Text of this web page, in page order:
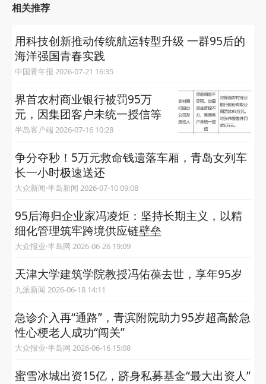
相关推荐
用科技创新推动传统航运转型升级 一群95后的
海洋强国青春实践
中国青年报 2026-07-21 16:35
界首农村商业银行被罚95万
元，因集团客户未统一授信等
半岛客户端 2026-07-16 10:28
争分夺秒！5万元救命钱遗落车厢，青岛女列车
长一小时极速送还
大众新闻·半岛新闻 2026-07-10 09:08
95后海归企业家冯凌炬：坚持长期主义，以精
细化管理筑牢跨境供应链壁垒
大众报业·半岛网 2026-06-26 19:09
天津大学建筑学院教授冯佑葆去世，享年95岁
九派新闻 2026-06-18 14:11
急诊介入再“通路”，青滨附院助力95岁超高龄急
性心梗老人成功“闯关”
大众报业·半岛网 2026-06-16 15:08
蜜雪冰城出资15亿，跻身私募基金“最大出资人”